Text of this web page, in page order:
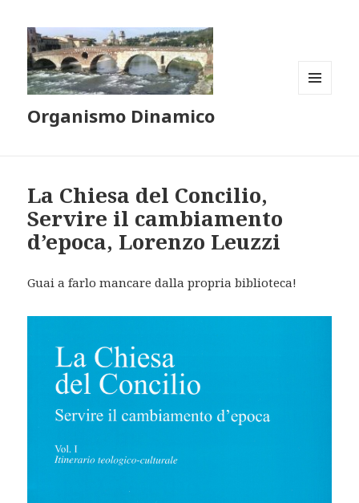
Organismo Dinamico
La Chiesa del Concilio,
Servire il cambiamento
d’epoca, Lorenzo Leuzzi
Guai a farlo mancare dalla propria biblioteca!